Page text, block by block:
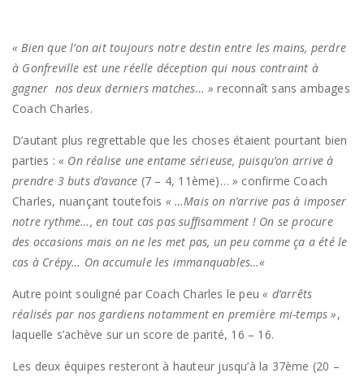
« Bien que l’on ait toujours notre destin entre les mains, perdre
à Gonfreville est une réelle déception qui nous contraint à
gagner nos deux derniers matches… » reconnaît sans ambages
Coach Charles.
D’autant plus regrettable que les choses étaient pourtant bien
parties :« On réalise une entame sérieuse, puisqu’on arrive à
prendre 3 buts d’avance (7 – 4, 11ème)… » confirme Coach
Charles, nuançant toutefois « …Mais on n’arrive pas à imposer
notre rythme…, en tout cas pas suffisamment ! On se procure
des occasions mais on ne les met pas, un peu comme ça a été le
cas à Crépy… On accumule les immanquables…«
Autre point souligné par Coach Charles le peu« d’arrêts
réalisés par nos gardiens notamment en première mi-temps »,
laquelle s’achève sur un score de parité, 16 – 16.
Les deux équipes resteront à hauteur jusqu’à la 37ème (20 –